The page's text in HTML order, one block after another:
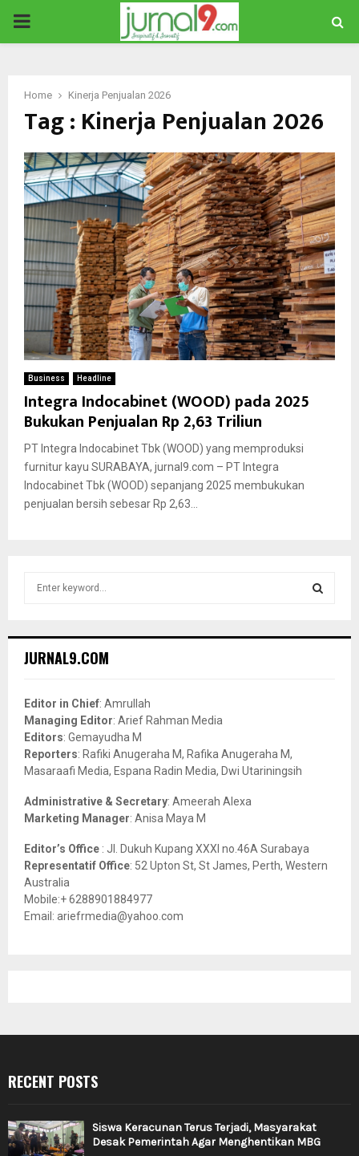
PRIMARY
Home Kinerja Penjualan 2026
Tag : Kinerja Penjualan 2026
Business Headline
Integra Indocabinet (WOOD) pada 2025
Bukukan Penjualan Rp 2,63 Triliun
PT Integra Indocabinet Tbk (WOOD) yang memproduksi
furnitur kayu SURABAYA, jurnal9.com – PT Integra
Indocabinet Tbk (WOOD) sepanjang 2025 membukukan
penjualan bersih sebesar Rp 2,63...
h
o
r
:
JURNAL9.COM
Editor in Chief: Amrullah
Managing Editor: Arief Rahman Media
Editors: Gemayudha M
Reporters: Rafiki Anugeraha M, Rafika Anugeraha M,
Masaraafi Media, Espana Radin Media, Dwi Utariningsih
Administrative & Secretary: Ameerah Alexa
Marketing Manager: Anisa Maya M
Editor’s Office : Jl. Dukuh Kupang XXXI no.46A Surabaya
Representatif Office: 52 Upton St, St James, Perth, Western
Australia
Mobile:+ 6288901884977
Email: ariefrmedia@yahoo.com
RECENT POSTS
Siswa Keracunan Terus Terjadi, Masyarakat
Desak Pemerintah Agar Menghentikan MBG